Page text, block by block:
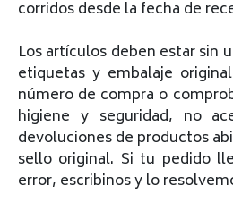
corridos desde la fecha de
Los artículos deben estar sin
etiquetas y embalaje
número de compra o
higiene y seguridad, no
devoluciones de productos
sello original. Si tu pedido
error, escribinos y lo